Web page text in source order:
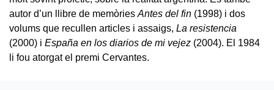
autor d’un llibre de memòries Antes del fin (1998) i dos
volums que recullen articles i assaigs, La resistencia
(2000) i España en los diarios de mi vejez (2004). El 1984
li fou atorgat el premi Cervantes.